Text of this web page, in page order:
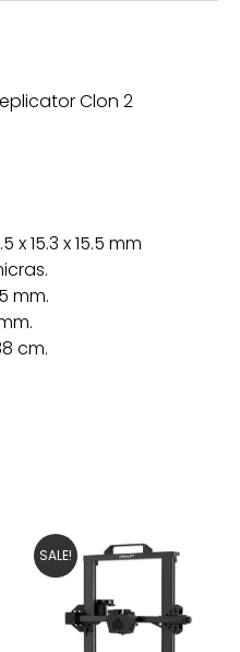
SALE!
Clon 2
15.3 x 15.5 mm
mm.
cm.